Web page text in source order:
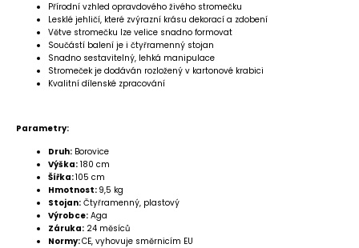
Přírodní vzhled opravdového živého stromečku
Lesklé jehličí, které zvýrazní krásu dekorací a zdobení
Větve stromečku lze velice snadno formovat
Součástí balení je i čtyřramenný stojan
Snadno sestavitelný, lehká manipulace
Stromeček je dodáván rozložený v kartonové krabici
Kvalitní dílenské zpracování
Parametry:
Druh: Borovice
Výška: 180 cm
Šířka:105 cm
Hmotnost: 9,5 kg
Stojan: Čtyřramenný, plastový
Výrobce: Aga
Záruka: 24 měsíců
Normy:CE, vyhovuje směrnicím EU